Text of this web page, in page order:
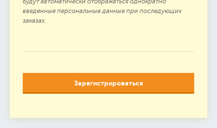
будут автоматически отображаться однократно
введенные персональные данные при последующих
заказах.
Зарегистрироваться